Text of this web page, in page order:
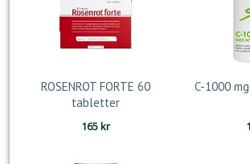
ROSENROT FORTE 60
tabletter
165 kr
C-1000